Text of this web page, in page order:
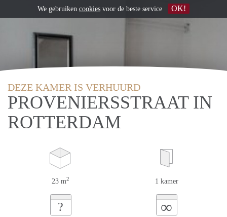
DEZE KAMER IS VERHUURD
PROVENIERSSTRAAT IN
ROTTERDAM
23 m2 1 kamer
? ∞
We gebruiken cookies voor de beste service OK!